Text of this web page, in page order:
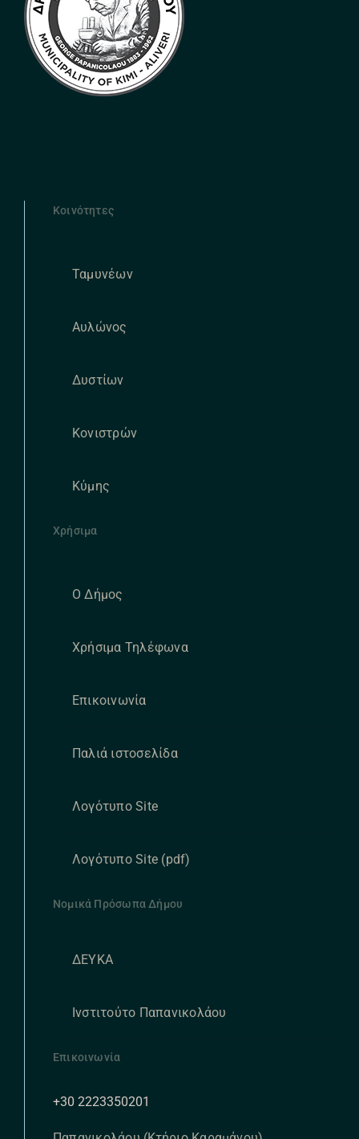
Κοινότητες
Ταμυνέων
Αυλώνος
Δυστίων
Κονιστρών
Κύμης
Χρήσιμα
Ο Δήμος
Χρήσιμα Τηλέφωνα
Επικοινωνία
Παλιά ιστοσελίδα
Λογότυπο Site
Λογότυπο Site (pdf)
Νομικά Πρόσωπα Δήμου
ΔΕΥΚΑ
Ινστιτούτο Παπανικολάου
Επικοινωνία
+30 2223350201